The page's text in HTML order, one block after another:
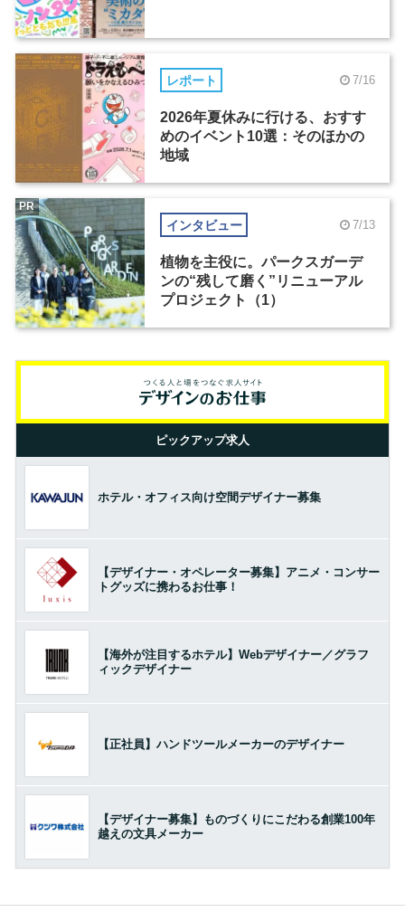
レポート 7/16
2026年夏休みに行ける、おすす
めのイベント10選：そのほかの
地域
インタビュー 7/13
植物を主役に。パークスガーデ
ンの“残して磨く”リニューアル
プロジェクト（1）
PR
ピックアップ求人
ホテル・オフィス向け空間デザイナー募集
【デザイナー・オペレーター募集】アニメ・コンサー
トグッズに携わるお仕事！
【海外が注目するホテル】Webデザイナー／グラフ
ィックデザイナー
【正社員】ハンドツールメーカーのデザイナー
【デザイナー募集】ものづくりにこだわる創業100年
越えの文具メーカー